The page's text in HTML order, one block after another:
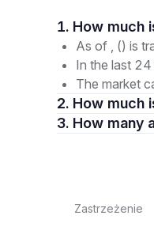
As of , () is
In the last 24
The market
2. How
Zastrzeżenie